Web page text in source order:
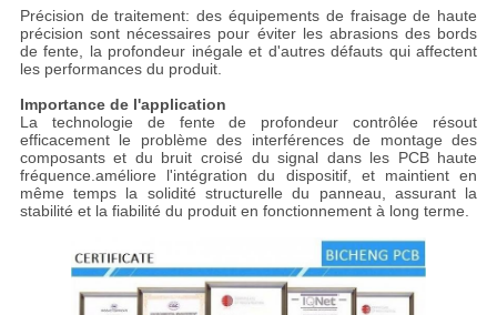
Précision de traitement: des équipements de fraisage de haute
précision sont nécessaires pour éviter les abrasions des bords
de fente, la profondeur inégale et d'autres défauts qui affectent
les performances du produit.
Importance de l'application
La technologie de fente de profondeur contrôlée résout
efficacement le problème des interférences de montage des
composants et du bruit croisé du signal dans les PCB haute
fréquence.améliore l'intégration du dispositif, et maintient en
même temps la solidité structurelle du panneau, assurant la
stabilité et la fiabilité du produit en fonctionnement à long terme.